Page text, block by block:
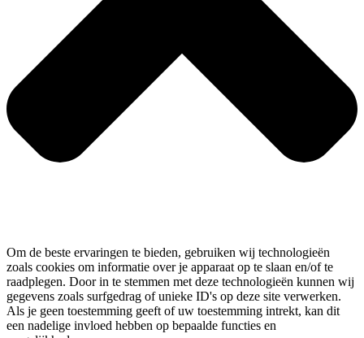
Om de beste ervaringen te bieden, gebruiken wij technologieën
zoals cookies om informatie over je apparaat op te slaan en/of te
raadplegen. Door in te stemmen met deze technologieën kunnen wij
gegevens zoals surfgedrag of unieke ID's op deze site verwerken.
Als je geen toestemming geeft of uw toestemming intrekt, kan dit
een nadelige invloed hebben op bepaalde functies en